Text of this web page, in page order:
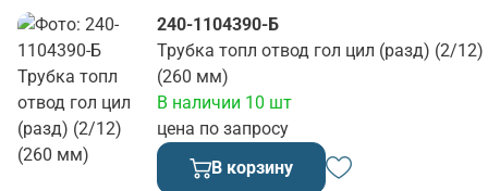
240-1104390-Б
Трубка топл отвод гол цил (разд) (2/12)
(260 мм)
цена по запросу
В наличии 10 шт
В корзину